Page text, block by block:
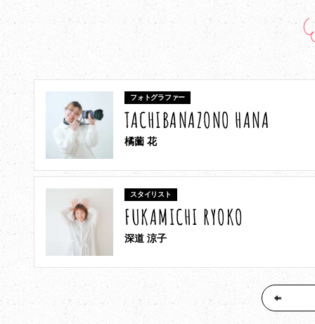
フォトグラファー
TACHIBANAZONO HANA
橘薗 花
スタイリスト
FUKAMICHI RYOKO
深道 涼子